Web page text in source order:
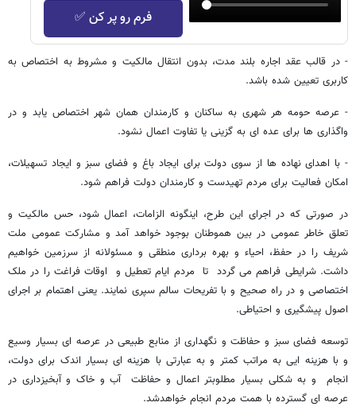
فرم رو پر کن ✅
- در قالب عقد اجاره بلند مدت، بدون انتقال مالکیت و مشروط به اختصاص به
کاربری تعیین شده باشد.
- عرصه حومه هر شهری به ساکنان و کارمندان همان شهر اختصاص یابد و در
واگذاری ها برای عده ای به گزینی یا تفاوت اعمال نشود.
- با اهدای نهاده ها از سوی دولت برای ایجاد باغ و فضای سبز و ایجاد تسهیلات،
امکان فعالیت برای مردم تهیدست و کارمندان دولت فراهم شود.
در صورتی که در اجرای این طرح، اینگونه الزامات، اعمال شود، حس مالکیت و
تعلق خاطر عمومی در بین هموطنان بوجود خواهد آمد و مشارکت عمومی ملت
شریف را در حفظ، احیاء و بهره برداری منطقی و مسئولانه از سرزمین خواهیم
داشت. شرایطی فراهم می گردد تا مردم ایام تعطیل و اوقات فراغت را در ملک
اختصاصی و در راه صحیح و با تفریحات سالم سپری نمایند. یعنی اهتمام بر اجرای
اصول پیشگیری و احتیاطی.
توسعه فضای سبز و حفاظت و نگهداری از منابع طبیعی در عرصه ای بسیار وسیع
و با هزینه ایی به مراتب کمتر و به عبارتی با هزینه ای بسیار اندک برای دولت،
انجام و به شکلی بسیار مطلوبتر اعمال و حفاظت آب و خاک و آبخیزداری در
عرصه ای گسترده با همت مردم انجام خواهدشد.